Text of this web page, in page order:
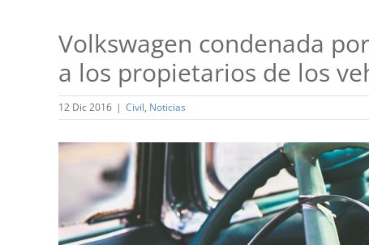
Volkswagen condenada
a los propietarios de los
12 Dic 2016 | Civil, Noticias
Ver
grande